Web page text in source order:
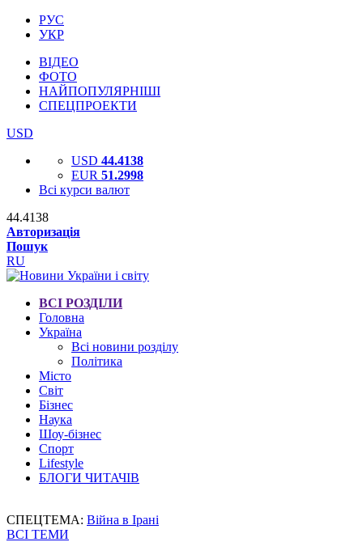
РУС
УКР
ВІДЕО
ФОТО
НАЙПОПУЛЯРНІШІ
СПЕЦПРОЕКТИ
USD
USD 44.4138
EUR 51.2998
Всі курси валют
44.4138
Авторизація
Пошук
RU
ВСІ РОЗДІЛИ
Головна
Україна
Всі новини розділу
Політика
Місто
Світ
Бізнес
Наука
Шоу-бізнес
Спорт
Lifestyle
БЛОГИ ЧИТАЧІВ
СПЕЦТЕМА: Війна в Ірані
ВСІ ТЕМИ